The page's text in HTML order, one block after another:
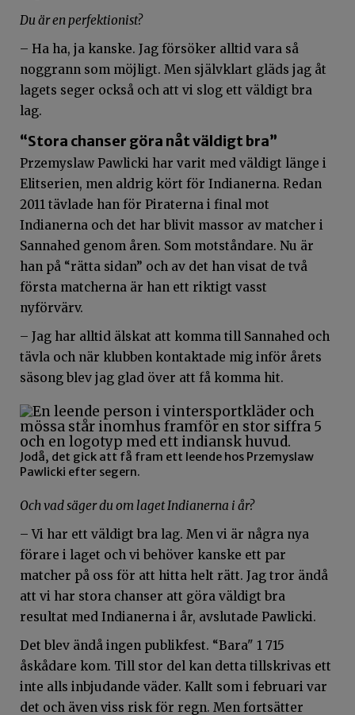
Du är en perfektionist?
– Ha ha, ja kanske. Jag försöker alltid vara så
noggrann som möjligt. Men självklart gläds jag åt
lagets seger också och att vi slog ett väldigt bra
lag.
“Stora chanser göra nåt väldigt bra”
Przemyslaw Pawlicki har varit med väldigt länge i
Elitserien, men aldrig kört för Indianerna. Redan
2011 tävlade han för Piraterna i final mot
Indianerna och det har blivit massor av matcher i
Sannahed genom åren. Som motståndare. Nu är
han på “rätta sidan” och av det han visat de två
första matcherna är han ett riktigt vasst
nyförvärv.
– Jag har alltid älskat att komma till Sannahed och
tävla och när klubben kontaktade mig inför årets
säsong blev jag glad över att få komma hit.
Jodå, det gick att få fram ett leende hos Przemyslaw
Pawlicki efter segern.
Och vad säger du om laget Indianerna i år?
– Vi har ett väldigt bra lag. Men vi är några nya
förare i laget och vi behöver kanske ett par
matcher på oss för att hitta helt rätt. Jag tror ändå
att vi har stora chanser att göra väldigt bra
resultat med Indianerna i år, avslutade Pawlicki.
Det blev ändå ingen publikfest. “Bara" 1 715
åskådare kom. Till stor del kan detta tillskrivas ett
inte alls inbjudande väder. Kallt som i februari var
det och även viss risk för regn. Men fortsätter